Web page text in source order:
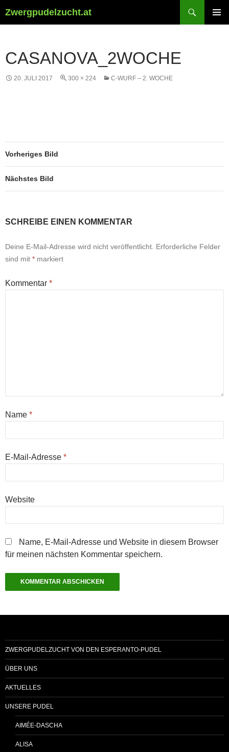
Zwergpudelzucht.at
CASANOVA_2WOCHE
20. JULI 2017 300 × 224 C-WURF – 2. WOCHE
Vorheriges Bild
Nächstes Bild
SCHREIBE EINEN KOMMENTAR
Deine E-Mail-Adresse wird nicht veröffentlicht. Erforderliche Felder
sind mit * markiert
Kommentar *
Name *
E-Mail-Adresse *
Website
Name, E-Mail-Adresse und Website in diesem Browser
für meinen nächsten Kommentar speichern.
ZWERGPUDELZUCHT VON DEN ESPERANTO-PUDEL
ÜBER UNS
AKTUELLES
UNSERE PUDEL
AIMÉE-DASCHA
ALISA